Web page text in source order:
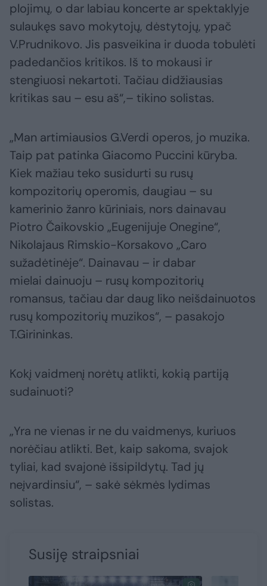
plojimų, o dar labiau koncerte ar spektaklyje
sulaukęs savo mokytojų, dėstytojų, ypač
V.Prudnikovo. Jis pasveikina ir duoda tobulėti
padedančios kritikos. Iš to mokausi ir
stengiuosi nekartoti. Tačiau didžiausias
kritikas sau – esu aš“,– tikino solistas.
„Man artimiausios G.Verdi operos, jo muzika.
Taip pat patinka Giacomo Puccini kūryba.
Kiek mažiau teko susidurti su rusų
kompozitorių operomis, daugiau – su
kamerinio žanro kūriniais, nors dainavau
Piotro Čaikovskio „Eugenijuje Onegine“,
Nikolajaus Rimskio-Korsakovo „Caro
sužadėtinėje“. Dainavau – ir dabar
mielai dainuoju – rusų kompozitorių
romansus, tačiau dar daug liko neišdainuotos
rusų kompozitorių muzikos“, – pasakojo
T.Girininkas.
Kokį vaidmenį norėtų atlikti, kokią partiją
sudainuoti?
„Yra ne vienas ir ne du vaidmenys, kuriuos
norėčiau atlikti. Bet, kaip sakoma, svajok
tyliai, kad svajonė išsipildytų. Tad jų
neįvardinsiu“, – sakė sėkmės lydimas
solistas.
Susiję straipsniai